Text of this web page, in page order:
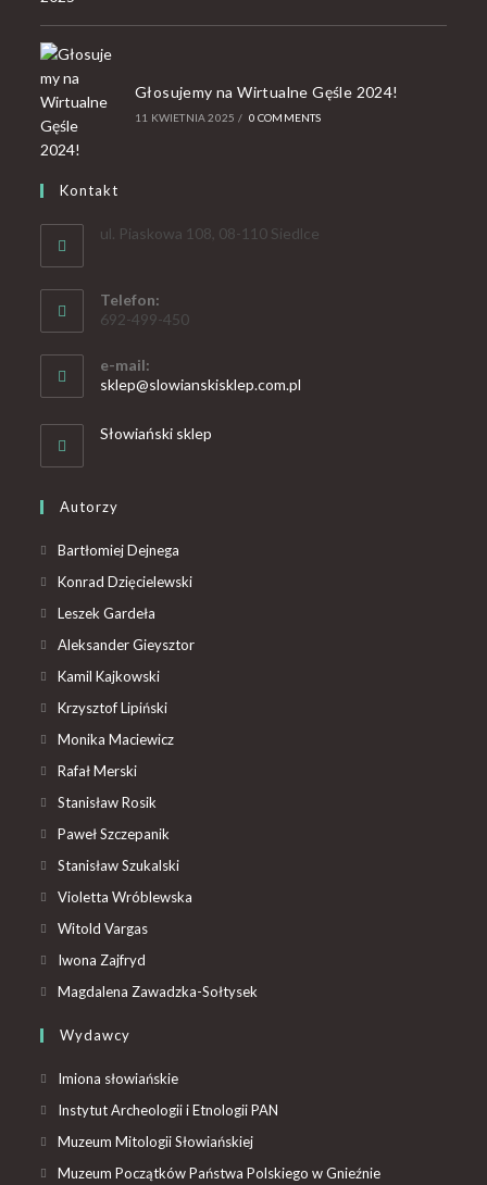
Głosujemy na Wirtualne Gęśle 2024!
11 KWIETNIA 2025 / 0 COMMENTS
Kontakt
ul. Piaskowa 108, 08-110 Siedlce
Telefon:
692-499-450
e-mail:
sklep@slowianskisklep.com.pl
Słowiański sklep
Autorzy
Bartłomiej Dejnega
Konrad Dzięcielewski
Leszek Gardeła
Aleksander Gieysztor
Kamil Kajkowski
Krzysztof Lipiński
Monika Maciewicz
Rafał Merski
Stanisław Rosik
Paweł Szczepanik
Stanisław Szukalski
Violetta Wróblewska
Witold Vargas
Iwona Zajfryd
Magdalena Zawadzka-Sołtysek
Wydawcy
Imiona słowiańskie
Instytut Archeologii i Etnologii PAN
Muzeum Mitologii Słowiańskiej
Muzeum Początków Państwa Polskiego w Gnieźnie